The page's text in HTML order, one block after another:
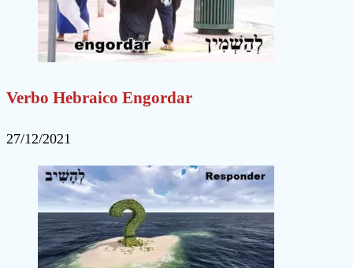
Verbo Hebraico Engordar
27/12/2021